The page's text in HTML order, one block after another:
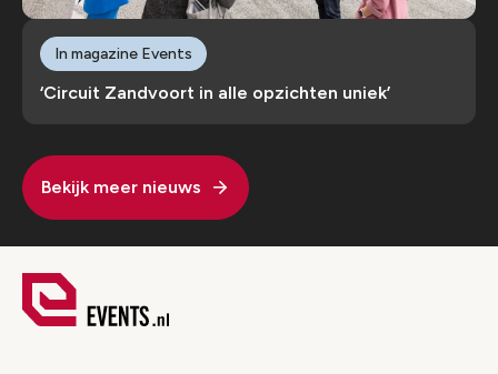
‘Circuit Zandvoort in alle opzichten uniek’
In magazine Events
Bekijk meer nieuws